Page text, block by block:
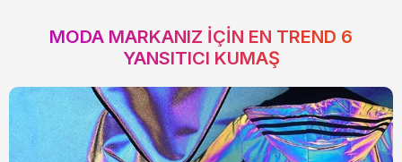
MODA MARKANIZ IÇIN EN TREND 6
YANSITICI KUMAŞ